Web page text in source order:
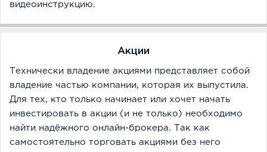
видеоинструкцию.
Акции
Технически владение акциями представляет собой
владение частью компании, которая их выпустила.
Для тех, кто только начинает или хочет начать
инвестировать в акции (и не только) необходимо
найти надёжного онлайн-брокера. Так как
самостоятельно торговать акциями без него